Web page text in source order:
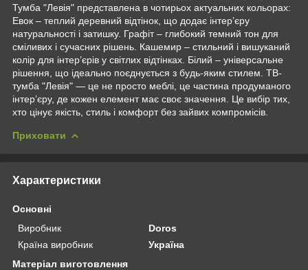
Тумба "Левія" представлена в чотирьох актуальних кольорах:
Евок – теплий деревний відтінок, що додає інтер’єру
натуральності і затишку. Графіт – глибокий темний тон для
сміливих і сучасних рішень. Кашемир – стильний і вишуканий
колір для інтер’єрів у світлих відтінках. Білий – універсальне
рішення, що ідеально поєднується з будь-яким стилем. ТВ-
тумба "Левія" — це не просто меблі, це частина продуманого
інтер’єру, де кожен елемент має своє значення. Це вибір тих,
хто цінує якість, стиль і комфорт без зайвих компромісів.
Приховати
Характеристики
Основні
Виробник
Doros
Країна виробник
Україна
Матеріал виготовлення